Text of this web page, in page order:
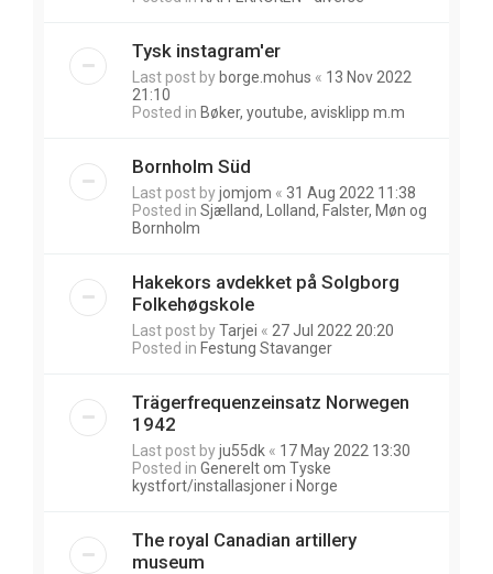
Tysk instagram'er
Last post by borge.mohus « 13 Nov 2022
21:10
Posted in Bøker, youtube, avisklipp m.m
Bornholm Süd
Last post byjomjom « 31 Aug 2022 11:38
Posted in Sjælland, Lolland, Falster, Møn og
Bornholm
Hakekors avdekket på Solgborg
Folkehøgskole
Last post byTarjei « 27 Jul 2022 20:20
Posted in Festung Stavanger
Trägerfrequenzeinsatz Norwegen
1942
Last post byju55dk « 17 May 2022 13:30
Posted in Generelt om Tyske
kystfort/installasjoner i Norge
The royal Canadian artillery
museum